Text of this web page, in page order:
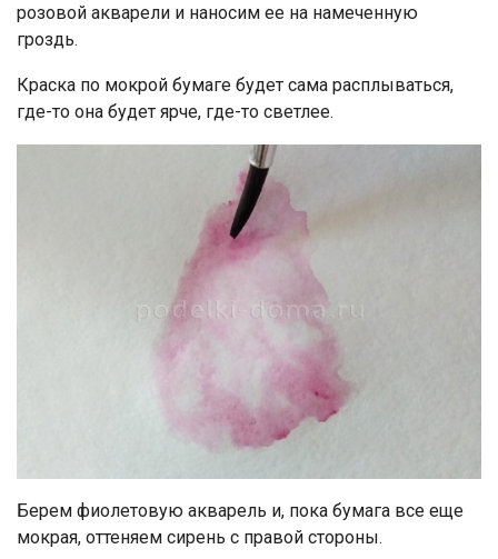
розовой акварели и наносим ее на намеченную
гроздь.
Краска по мокрой бумаге будет сама расплываться,
где-то она будет ярче, где-то светлее.
Берем фиолетовую акварель и, пока бумага все еще
мокрая, оттеняем сирень с правой стороны.